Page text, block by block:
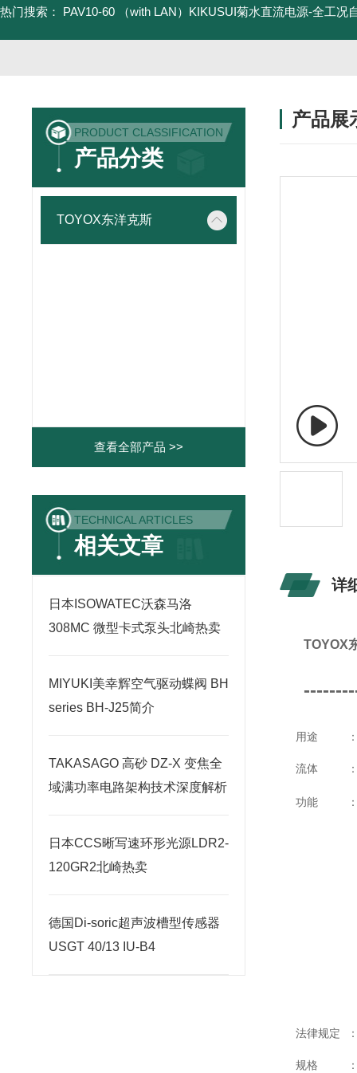
热门搜索： PAV10-60 （with LAN）KIKUSUI菊水直流电源-全工况
PRODUCT CLASSIFICATION
产品分类
TOYOX东洋克斯
查看全部产品 >>
TECHNICAL ARTICLES
相关文章
日本ISOWATEC沃森马洛
308MC 微型卡式泵头北崎热卖
MIYUKI美幸辉空气驱动蝶阀 BH
series BH-J25简介
TAKASAGO 高砂 DZ-X 变焦全
域满功率电路架构技术深度解析
日本CCS晰写速环形光源LDR2-
120GR2北崎热卖
德国Di-soric超声波槽型传感器
USGT 40/13 IU-B4
产品展
详
TOYOX
用途
流体
功能
法律规定
规格